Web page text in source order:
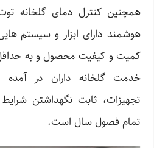
همچنین کنترل دمای گلخانه
هوشمند دارای ابزار و سیستم
کمیت و کیفیت محصول و به
خدمت گلخانه داران در
تجهیزات، ثابت نگهداشتن
تمام فصول سال است.